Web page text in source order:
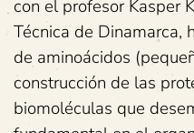
con el profesor Kasper
Técnica de Dinamarca,
de aminoácidos
construcción de las
biomoléculas que